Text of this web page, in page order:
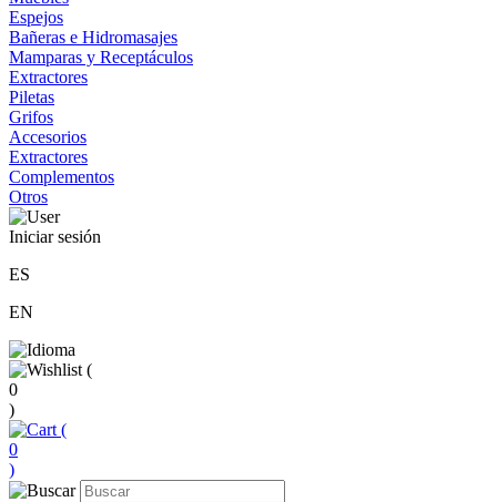
Espejos
Bañeras e Hidromasajes
Mamparas y Receptáculos
Extractores
Piletas
Grifos
Accesorios
Extractores
Complementos
Otros
Iniciar sesión
ES
EN
(
0
)
(
0
)